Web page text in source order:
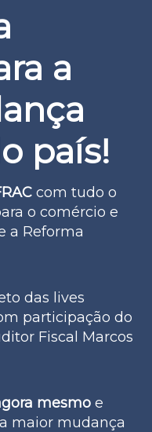
a
país!
com tudo o
o comércio e
a Reforma
das lives
participação do
Fiscal Marcos
mesmo e
maior mudança